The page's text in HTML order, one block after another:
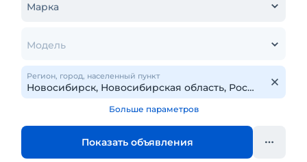
Марка
Модель
Регион, город, населенный пункт
Больше параметров
Показать объявления